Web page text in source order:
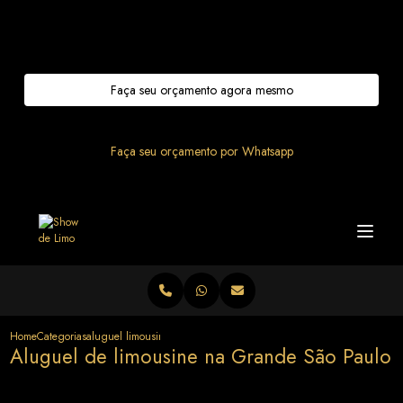
Faça seu orçamento agora mesmo
Faça seu orçamento por Whatsapp
HomeCategoriasaluguel limousine grande sao paulo
Aluguel de limousine na Grande São Paulo